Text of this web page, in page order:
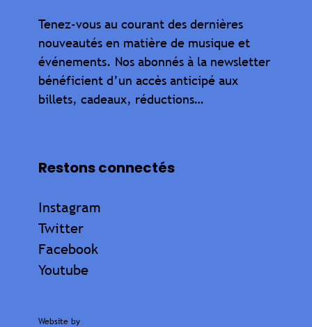
Tenez-vous au courant des dernières
nouveautés en matière de musique et
événements. Nos abonnés à la newsletter
bénéficient d’un accès anticipé aux
billets, cadeaux, réductions…
Restons connectés
Instagram
Twitter
Facebook
Youtube
Website by